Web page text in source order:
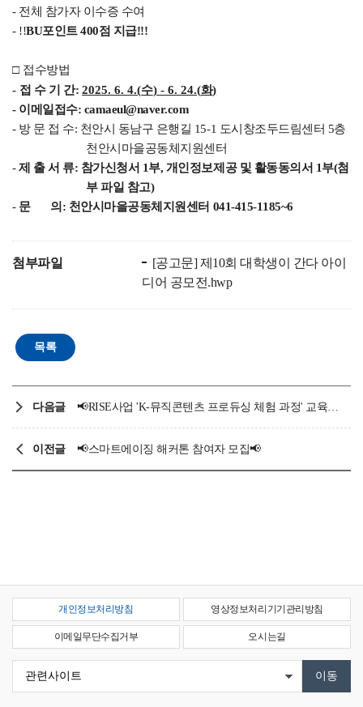
- 전체 참가자 이수증 수여
- !!BU포인트 400점 지급!!!
□ 접수방법
- 접 수 기 간: 2025. 6. 4.(수) - 6. 24.(화)
- 이메일접수: camaeul@naver.com
- 방 문 접 수: 천안시 동남구 은행길 15-1 도시창조두드림센터 5층
천안시마을공동체지원센터
-제 출 서 류: 참가신청서 1부, 개인정보제공 및 활동동의서 1부(첨
부 파일 참고)
- 문 의: 천안시마을공동체지원센터 041-415-1185~6
첨부파일
[공고문] 제10회 대학생이 간다 아이
디어 공모전.hwp
다음글 📢RISE사업 'K-뮤직콘텐츠 프로듀싱 체험 과정' 교육프로그램 신청 모집📢
이전글 📢스마트에이징 해커톤 참여자 모집📢
개인정보처리방침 영상정보처리기기관리방침
이메일무단수집거부 오시는길